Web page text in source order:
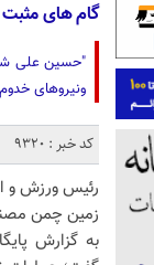
گام های مثبت
ونیروهای خدوم عمران
کد خبر : 9320
رئیس ورزش و
زمین چمن
به گزارش